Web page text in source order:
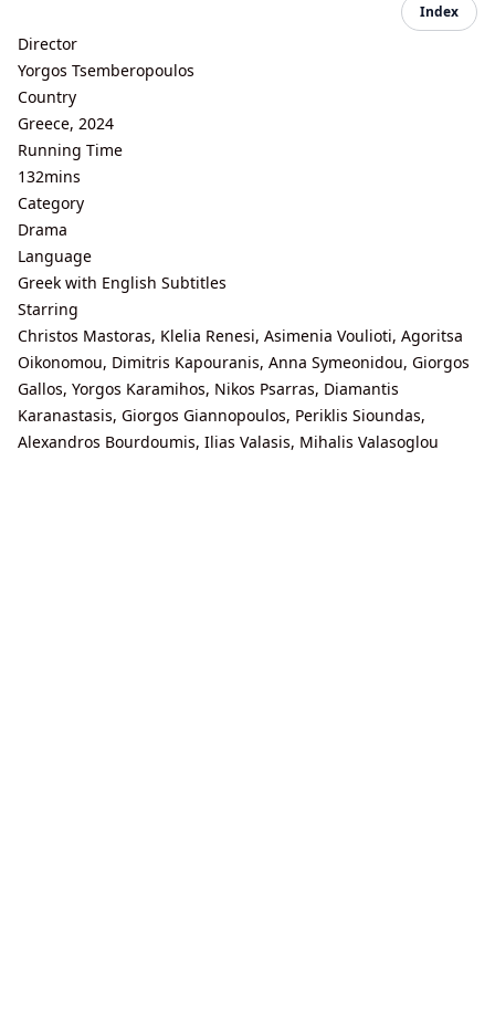
Index
Director
Yorgos Tsemberopoulos
Country
Greece, 2024
Running Time
132mins
Category
Drama
Language
Greek with English Subtitles
Starring
Christos Mastoras, Klelia Renesi, Asimenia Voulioti, Agoritsa
Oikonomou, Dimitris Kapouranis, Anna Symeonidou, Giorgos
Gallos, Yorgos Karamihos, Nikos Psarras, Diamantis
Karanastasis, Giorgos Giannopoulos, Periklis Sioundas,
Alexandros Bourdoumis, Ilias Valasis, Mihalis Valasoglou